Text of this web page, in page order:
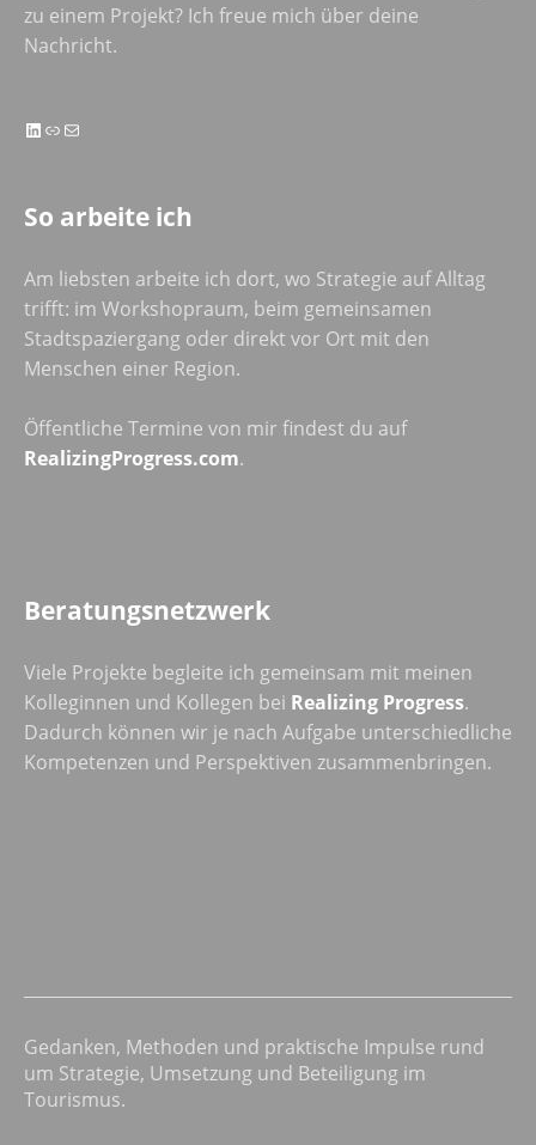
zu einem Projekt? Ich freue mich über deine
Nachricht.
LinkedIn
LinkE-Mail
So arbeite ich
Am liebsten arbeite ich dort, wo Strategie auf Alltag
trifft: im Workshopraum, beim gemeinsamen
Stadtspaziergang oder direkt vor Ort mit den
Menschen einer Region.
Öffentliche Termine von mir findest du auf
RealizingProgress.com.
Beratungsnetzwerk
Viele Projekte begleite ich gemeinsam mit meinen
Kolleginnen und Kollegen bei Realizing Progress.
Dadurch können wir je nach Aufgabe unterschiedliche
Kompetenzen und Perspektiven zusammenbringen.
Gedanken, Methoden und praktische Impulse rund
um Strategie, Umsetzung und Beteiligung im
Tourismus.